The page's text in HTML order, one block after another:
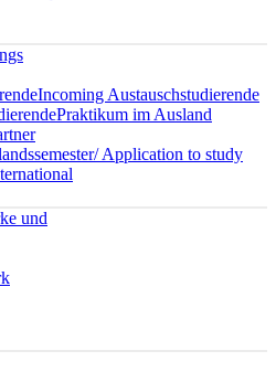
Incoming Austauschstudierende
Praktikum im Ausland
Application to study
und